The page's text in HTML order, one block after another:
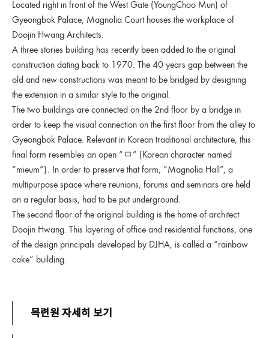
Located right in front of the West Gate (YoungChoo Mun) of
Gyeongbok Palace, Magnolia Court houses the workplace of
Doojin Hwang Architects.
A three stories building has recently been added to the original
construction dating back to 1970. The 40 years gap between the
old and new constructions was meant to be bridged by designing
the extension in a similar style to the original.
The two buildings are connected on the 2nd floor by a bridge in
order to keep the visual connection on the first floor from the alley to
Gyeongbok Palace. Relevant in Korean traditional architecture, this
final form resembles an open “ㅁ” (Korean character named
“mieum”). In order to preserve that form, “Magnolia Hall”, a
multipurpose space where reunions, forums and seminars are held
on a regular basis, had to be put underground.
The second floor of the original building is the home of architect
Doojin Hwang. This layering of office and residential functions, one
of the design principals developed by DJHA, is called a “rainbow
cake” building.
목련원 자세히 보기